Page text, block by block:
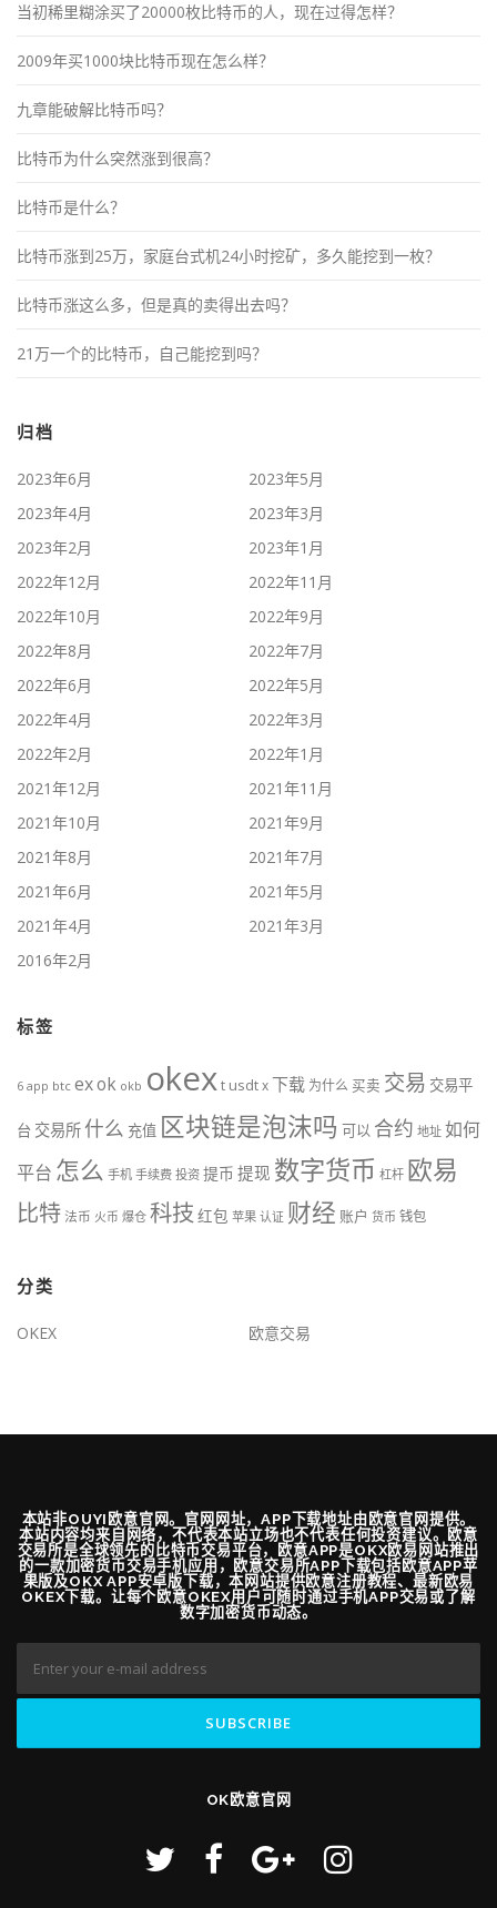
当初稀里糊涂买了20000枚比特币的人，现在过得怎样？
2009年买1000块比特币现在怎么样？
九章能破解比特币吗？
比特币为什么突然涨到很高？
比特币是什么？
比特币涨到25万，家庭台式机24小时挖矿，多久能挖到一枚？
比特币涨这么多，但是真的卖得出去吗？
21万一个的比特币，自己能挖到吗？
归档
2023年6月
2023年5月
2023年4月
2023年3月
2023年2月
2023年1月
2022年12月
2022年11月
2022年10月
2022年9月
2022年8月
2022年7月
2022年6月
2022年5月
2022年4月
2022年3月
2022年2月
2022年1月
2021年12月
2021年11月
2021年10月
2021年9月
2021年8月
2021年7月
2021年6月
2021年5月
2021年4月
2021年3月
2016年2月
标签
6 app btc exok okb okext usdtx下载 为什么 买卖 交易 交易平
台 交易所 什么 充值 区块链是泡沫吗 可以 合约 地址 如何
平台 怎么 手机 手续费 投资 提币 提现 数字货币 杠杆 欧易
比特法币 火币 爆仓 科技 红包 苹果 认证 财经 账户 货币 钱包
分类
OKEX 欧意交易
本站非OUYI欧意官网。官网网址，APP下载地址由欧意官网提供。
本站内容均来自网络，不代表本站立场也不代表任何投资建议。欧意
交易所是全球领先的比特币交易平台，欧意APP是OKX欧易网站推出
的一款加密货币交易手机应用，欧意交易所APP下载包括欧意APP苹
果版及OKX APP安卓版下载，本网站提供欧意注册教程、最新欧易
OKEX下载。让每个欧意OKEX用户可随时通过手机APP交易或了解
数字加密货币动态。
OK欧意官网